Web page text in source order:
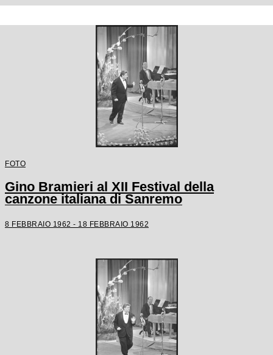
FOTO
Gino Bramieri al XII Festival della
canzone italiana di Sanremo
8 FEBBRAIO 1962 - 18 FEBBRAIO 1962